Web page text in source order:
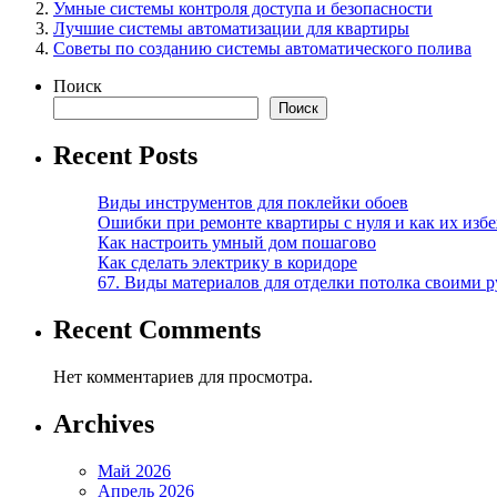
Умные системы контроля доступа и безопасности
Лучшие системы автоматизации для квартиры
Советы по созданию системы автоматического полива
Поиск
Поиск
Recent Posts
Виды инструментов для поклейки обоев
Ошибки при ремонте квартиры с нуля и как их
Как настроить умный дом пошагово
Как сделать электрику в коридоре
67. Виды материалов для отделки потолка своими
Recent Comments
Нет комментариев для просмотра.
Archives
Май 2026
Апрель 2026